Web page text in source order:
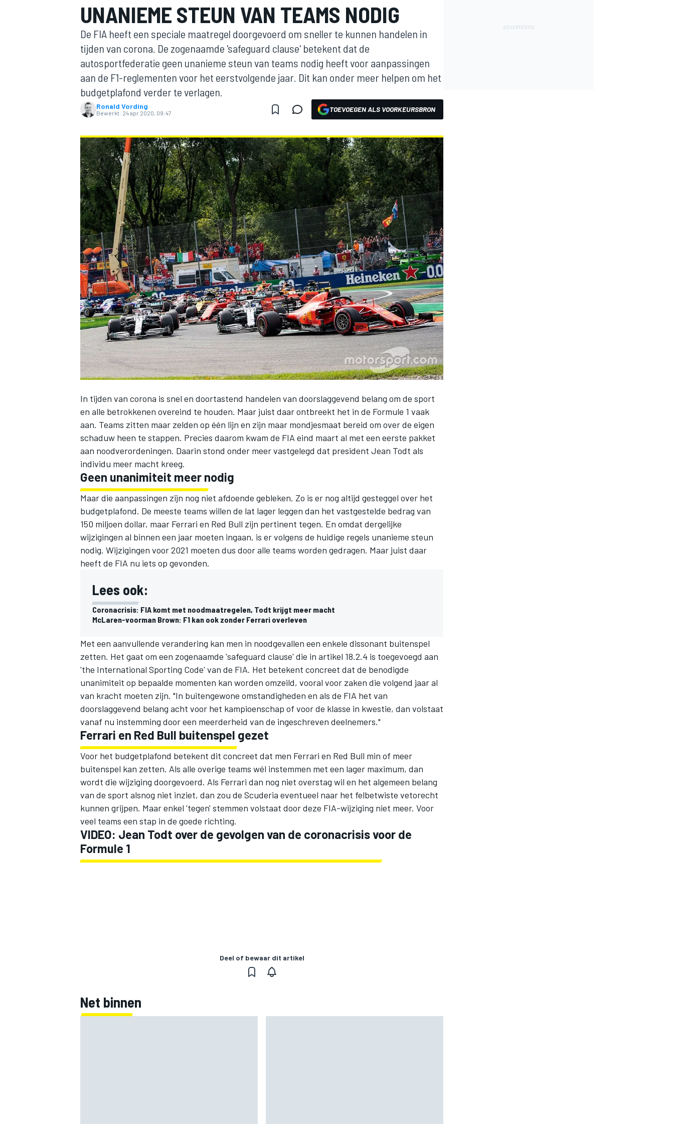
MOTOGP
INDYCAR
WEC DTM
UNANIEME STEUN VAN TEAMS NODIG
De FIA heeft een speciale maatregel doorgevoerd om sneller te kunnen handelen in
tijden van corona. De zogenaamde 'safeguard clause' betekent dat de
autosportfederatie geen unanieme steun van teams nodig heeft voor aanpassingen
aan de F1-reglementen voor het eerstvolgende jaar. Dit kan onder meer helpen om het
budgetplafond verder te verlagen.
Ronald Vording
Bewerkt: 24 apr 2020, 09:47 TOEVOEGEN ALS VOORKEURSBRON
In tijden van corona is snel en doortastend handelen van doorslaggevend belang om de sport
en alle betrokkenen overeind te houden. Maar juist daar ontbreekt het in de Formule 1 vaak
aan. Teams zitten maar zelden op één lijn en zijn maar mondjesmaat bereid om over de eigen
schaduw heen te stappen. Precies daarom kwam de FIA eind maart al met een eerste pakket
aan noodverordeningen. Daarin stond onder meer vastgelegd dat president Jean Todt als
individu meer macht kreeg.
Geen unanimiteit meer nodig
Maar die aanpassingen zijn nog niet afdoende gebleken. Zo is er nog altijd gesteggel over het
budgetplafond. De meeste teams willen de lat lager leggen dan het vastgestelde bedrag van
150 miljoen dollar, maar Ferrari en Red Bull zijn pertinent tegen. En omdat dergelijke
wijzigingen al binnen een jaar moeten ingaan, is er volgens de huidige regels unanieme steun
nodig. Wijzigingen voor 2021 moeten dus door alle teams worden gedragen. Maar juist daar
heeft de FIA nu iets op gevonden.
Lees ook:
Coronacrisis: FIA komt met noodmaatregelen, Todt krijgt meer macht
McLaren-voorman Brown: F1 kan ook zonder Ferrari overleven
Met een aanvullende verandering kan men in noodgevallen een enkele dissonant buitenspel
zetten. Het gaat om een zogenaamde 'safeguard clause' die in artikel 18.2.4 is toegevoegd aan
'the International Sporting Code' van de FIA. Het betekent concreet dat de benodigde
unanimiteit op bepaalde momenten kan worden omzeild, vooral voor zaken die volgend jaar al
van kracht moeten zijn. "In buitengewone omstandigheden en als de FIA het van
doorslaggevend belang acht voor het kampioenschap of voor de klasse in kwestie, dan volstaat
vanaf nu instemming door een meerderheid van de ingeschreven deelnemers."
Ferrari en Red Bull buitenspel gezet
Voor het budgetplafond betekent dit concreet dat men Ferrari en Red Bull min of meer
buitenspel kan zetten. Als alle overige teams wél instemmen met een lager maximum, dan
wordt die wijziging doorgevoerd. Als Ferrari dan nog niet overstag wil en het algemeen belang
van de sport alsnog niet inziet, dan zou de Scuderia eventueel naar het felbetwiste vetorecht
kunnen grijpen. Maar enkel 'tegen' stemmen volstaat door deze FIA-wijziging niet meer. Voor
veel teams een stap in de goede richting.
VIDEO: Jean Todt over de gevolgen van de coronacrisis voor de
Formule 1
Deel of bewaar dit artikel
Net binnen